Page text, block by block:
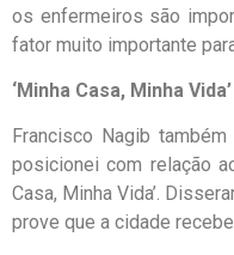
os enfermeiros são
fator muito importante
‘Minha Casa, Minha Vida’
Francisco Nagib
posicionei com relação
Casa, Minha Vida’.
prove que a cidade